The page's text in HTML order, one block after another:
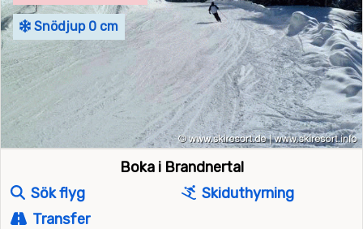
Snödjup 0 cm
Boka i Brandnertal
Sök flyg
Skiduthyrning
Transfer